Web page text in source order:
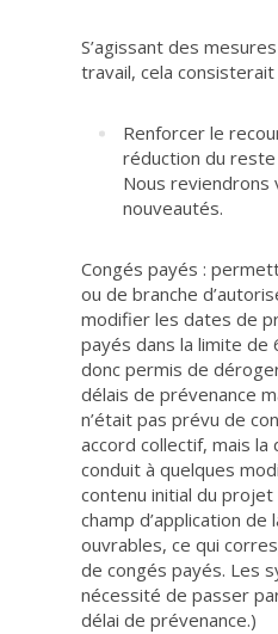
S’agissant des
travail, cela consisterait
Renforcer le
réduction du reste
Nous reviendrons
nouveautés.
Congés payés :
ou de branche
modifier les dates de
payés dans la limite
donc permis de
délais de prévenance
n’était pas prévu de
accord collectif, mais la
conduit à quelques
contenu initial du
champ d’application
ouvrables, ce qui
de congés payés. Les
nécessité de passer
délai de prévenance.)